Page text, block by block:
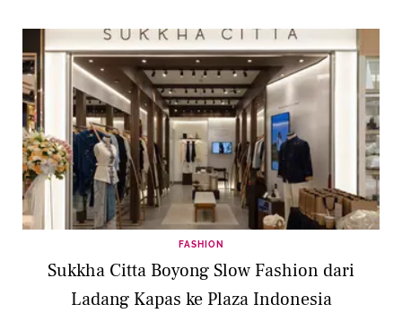
FASHION
Sukkha Citta Boyong Slow Fashion dari
Ladang Kapas ke Plaza Indonesia